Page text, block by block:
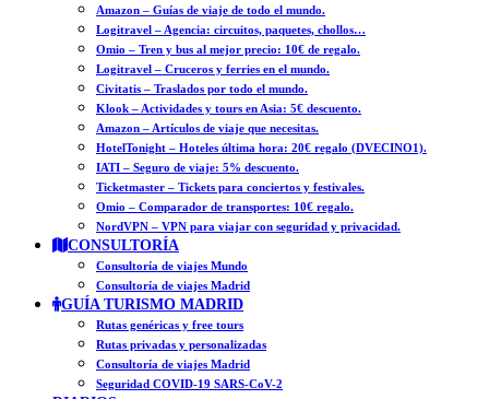
Amazon – Guías de viaje de todo el mundo.
Logitravel – Agencia: circuitos, paquetes, chollos…
Omio – Tren y bus al mejor precio: 10€ de regalo.
Logitravel – Cruceros y ferries en el mundo.
Civitatis – Traslados por todo el mundo.
Klook – Actividades y tours en Asia: 5€ descuento.
Amazon – Artículos de viaje que necesitas.
HotelTonight – Hoteles última hora: 20€ regalo (DVECINO1).
IATI – Seguro de viaje: 5% descuento.
Ticketmaster – Tickets para conciertos y festivales.
Omio – Comparador de transportes: 10€ regalo.
NordVPN – VPN para viajar con seguridad y privacidad.
CONSULTORÍA
Consultoría de viajes Mundo
Consultoría de viajes Madrid
GUÍA TURISMO MADRID
Rutas genéricas y free tours
Rutas privadas y personalizadas
Consultoría de viajes Madrid
Seguridad COVID-19 SARS-CoV-2